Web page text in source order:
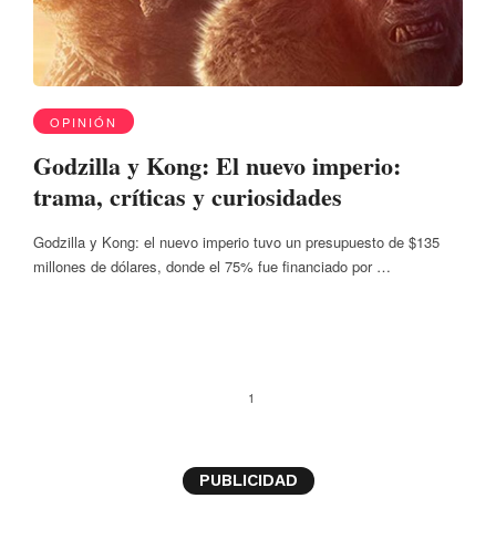
OPINIÓN
Godzilla y Kong: El nuevo imperio:
trama, críticas y curiosidades
Godzilla y Kong: el nuevo imperio tuvo un presupuesto de $135
millones de dólares, donde el 75% fue financiado por …
1
PUBLICIDAD